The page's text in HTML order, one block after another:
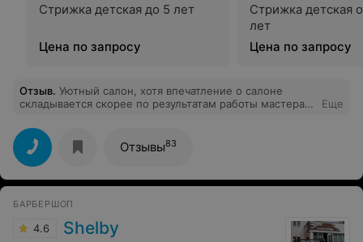
Стрижка детская до 5 лет
Цена по запросу
Стрижка детская
лет
Цена по запросу
Отзыв. Уютный салон, хотя впечатление о салоне
складывается скорее по результатам работы мастера!
аккуратно, профессионально! Один из тех редких
случаев, когда, глядя на свои волосы (кстати не
короткие :)) нравится абсолютно всё!
Еще
Отзывы83
БАРБЕРШОП
4.6 Shelby